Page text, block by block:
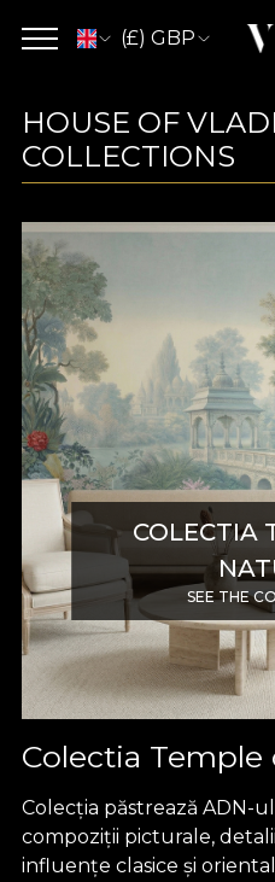
(£) GBP
HOUSE OF
COLLECTIONS
COLECTIA
SEE THE
Colectia Temple
Colecția păstrează ADN-
compoziții picturale,
influențe clasice și